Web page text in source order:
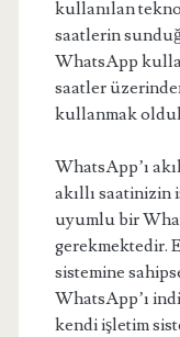
kullanılan
saatlerin
WhatsApp
saatler
kullanmak
WhatsApp’ı
akıllı saatinizin
uyumlu bir
gerekmektedir.
sistemine
WhatsApp’ı
kendi işletim